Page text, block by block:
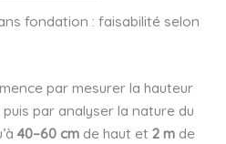
fondation : faisabilité selon
par mesurer la hauteur
par analyser la nature du
40–60 cmde haut et 2 mde